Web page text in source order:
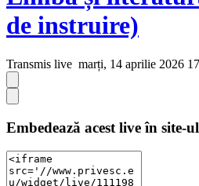
de instruire)
Transmis live marți, 14 aprilie 2026
Embedează acest live în site-